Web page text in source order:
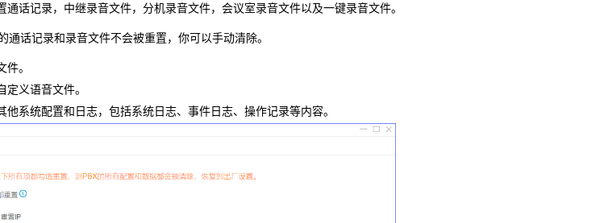
通话记录，中继录音文件，分机录音文件，会议室录音文件以及一键录音文件。
通话记录和录音文件不会被重置，你可以手动清除。
件。
定义语音文件。
他系统配置和日志，包括系统日志、事件日志、操作记录等内容。